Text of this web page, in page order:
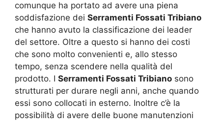
comunque ha portato ad avere una piena
soddisfazione dei Serramenti Fossati Tribiano
che hanno avuto la classificazione dei leader
del settore. Oltre a questo si hanno dei costi
che sono molto convenienti e, allo stesso
tempo, senza scendere nella qualità del
prodotto. I Serramenti Fossati Tribiano sono
strutturati per durare negli anni, anche quando
essi sono collocati in esterno. Inoltre c’è la
possibilità di avere delle buone manutenzioni